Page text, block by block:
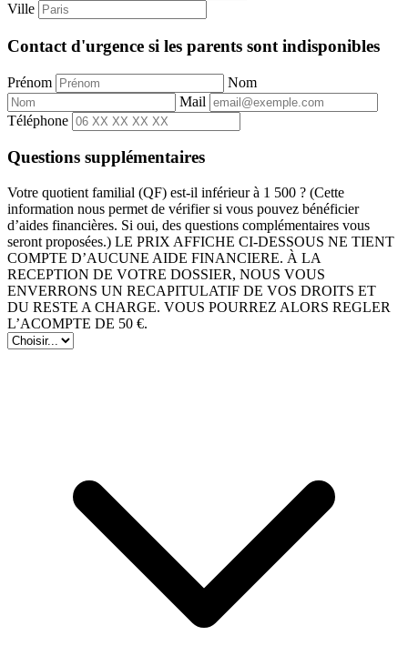
Ville
Contact d'urgence si les parents sont indisponibles
Prénom
Nom
Mail
Téléphone
Questions supplémentaires
Votre quotient familial (QF) est-il inférieur à 1 500 ? (Cette
information nous permet de vérifier si vous pouvez bénéficier
d’aides financières. Si oui, des questions complémentaires vous
seront proposées.) LE PRIX AFFICHE CI-DESSOUS NE TIENT
COMPTE D’AUCUNE AIDE FINANCIERE. À LA
RECEPTION DE VOTRE DOSSIER, NOUS VOUS
ENVERRONS UN RECAPITULATIF DE VOS DROITS ET
DU RESTE A CHARGE. VOUS POURREZ ALORS REGLER
L’ACOMPTE DE 50 €.